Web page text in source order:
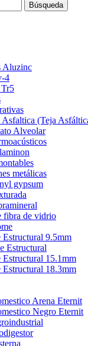
Búsqueda
Aluzinc
4
Asfaltica (Teja
Alveolar
metálicas
gypsum
fibra de vidrio
Estructural 9.5mm
Estructural
Estructural 15.1mm
Estructural 18.3mm
Arena Eternit
Negro Eternit